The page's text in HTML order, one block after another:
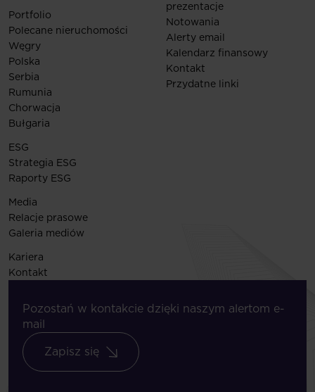
Portfolio
Polecane nieruchomości
Węgry
Polska
Serbia
Rumunia
Chorwacja
Bułgaria
prezentacje
Notowania
Alerty email
Kalendarz finansowy
Kontakt
Przydatne linki
ESG
Strategia ESG
Raporty ESG
Media
Relacje prasowe
Galeria mediów
Kariera
Kontakt
Pozostań w kontakcie dzięki naszym alertom e-
mail
Zapisz się